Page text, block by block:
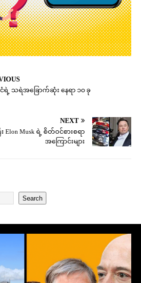
ရဲ့ သရဲအခြောက်ဆုံး နေရာ ၁၀ ခု
NEXT
Elon Musk ရဲ့ စိတ်ဝင်စားစရာ
အကြောင်းများ
Search